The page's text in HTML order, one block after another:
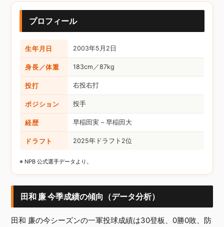
プロフィール
生年月日 2003年5月2日
身長／体重 183cm／87kg
投打 右投右打
ポジション 投手
経歴 早稲田実 – 早稲田大
ドラフト 2025年ドラフト2位
※ NPB 公式選手データより。
田和 廉 今季成績の傾向（データ分析）
田和 廉の今シーズンの一軍投球成績は30登板、0勝0敗、防